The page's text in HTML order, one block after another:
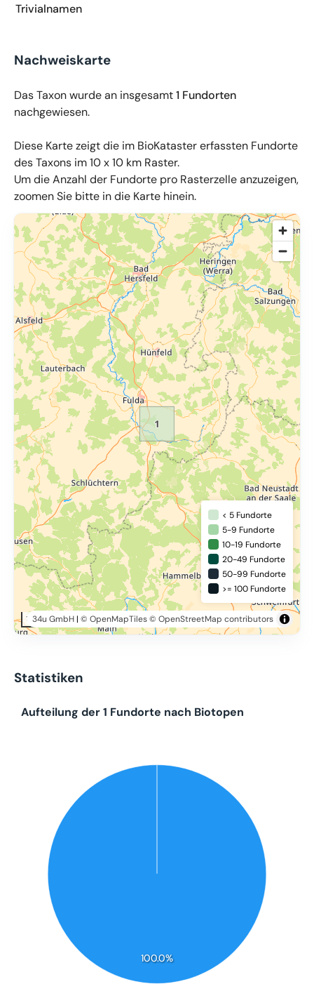
Trivialnamen
Nachweiskarte
Das Taxon wurde an insgesamt1 Fundorten
nachgewiesen.
Diese Karte zeigt die im BioKataster erfassten Fundorte
des Taxons im 10 x 10 km Raster.
Um die Anzahl der Fundorte pro Rasterzelle anzuzeigen,
zoomen Sie bitte in die Karte hinein.
© OpenMapTiles, OpenStreetMap,34u GmbH
10 km
34u GmbH| © OpenMapTiles© OpenStreetMap contributors
< 5 Fundorte
5-9 Fundorte
10-19 Fundorte
20-49 Fundorte
50-99 Fundorte
>= 100 Fundorte
Statistiken
100.0%
Aufteilung der 1 Fundorte nach Biotopen